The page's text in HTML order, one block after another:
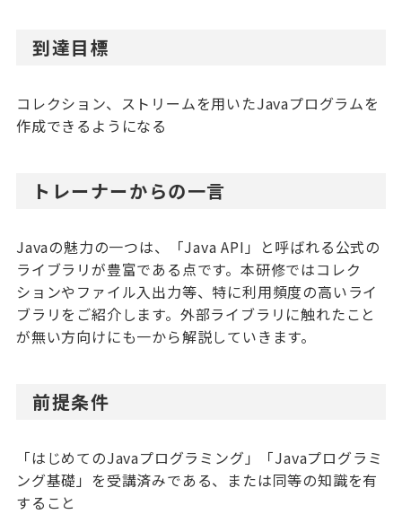
到達目標
コレクション、ストリームを用いたJavaプログラムを
作成できるようになる
トレーナーからの一言
Javaの魅力の一つは、「Java API」と呼ばれる公式の
ライブラリが豊富である点です。本研修ではコレク
ションやファイル入出力等、特に利用頻度の高いライ
ブラリをご紹介します。外部ライブラリに触れたこと
が無い方向けにも一から解説していきます。
前提条件
「はじめてのJavaプログラミング」「Javaプログラミ
ング基礎」を受講済みである、または同等の知識を有
すること